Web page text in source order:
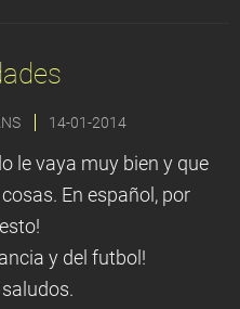
14-01-2014
le vaya muy bien y que
En español, por
y del futbol!